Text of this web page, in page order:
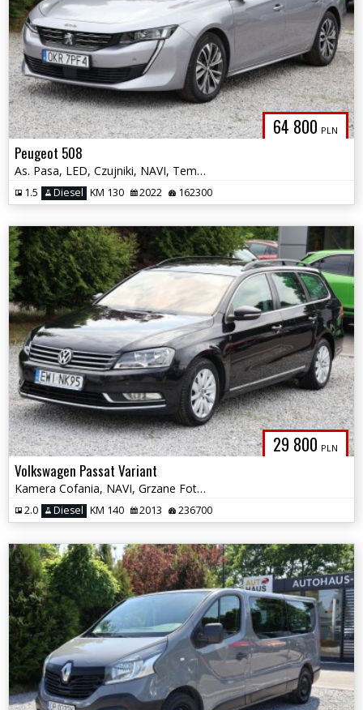
64 800 PLN
Peugeot 508
As. Pasa, LED, Czujniki, NAVI, Tempomat, Alu, Multifunkcja, Zadbany
1.5 Diesel KM 130 2022 162300
29 800 PLN
Volkswagen Passat Variant
Kamera Cofania, NAVI, Grzane Fotele, Tempomat, Multifunkcja, Alu
2.0 Diesel KM 140 2013 236700